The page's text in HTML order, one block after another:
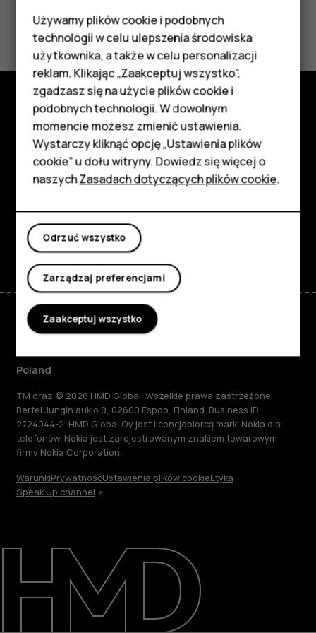
Smartfony
Telefony z funkcjami
podstawowymi
Akcesoria
HMD Terra M
Tablety
Moje konto
Naprawa i recykling
Zrównoważony rozwój
Wsparcie
Czy te informacje były pomocne?
Tak Nie
Poznaj
Informacje
Planet and people
Wsparcie
FacebookInstagram
TiktokYoutube
Poland
TM oraz © 2026 HMD Global. Wszelkie prawa zastrzeżone.
Bertel Jungin aukio 9, 02600 Espoo, Finland. Business ID
2724044-2. HMD Global Oy jest licencjobiorcą marki Nokia dla
telefonów. Nokia jest zarejestrowanym znakiem towarowym
firmy Nokia Corporation.
WarunkiPrywatnośćUstawienia plików cookieEtyka
Speak Up channel
Używamy plików cookie i podobnych
technologii w celu ulepszenia środowiska
użytkownika, a także w celu personalizacji
reklam. Klikając „Zaakceptuj wszystko”,
zgadzasz się na użycie plików cookie i
podobnych technologii. W dowolnym
momencie możesz zmienić ustawienia.
Wystarczy kliknąć opcję „Ustawienia plików
cookie” u dołu witryny. Dowiedz się więcej o
naszychZasadach dotyczących plików cookie.
Odrzuć wszystko
Zarządzaj preferencjami
Zaakceptuj wszystko